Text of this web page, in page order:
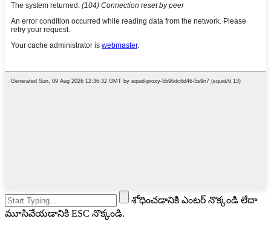
శోధించడానికి ఎంటర్ నొక్కండి లేదా
మూసివేయడానికి ESC నొక్కండి.